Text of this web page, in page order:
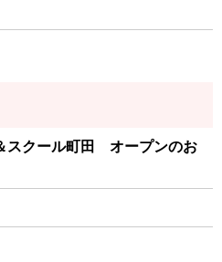
スクール町田 オープンのお